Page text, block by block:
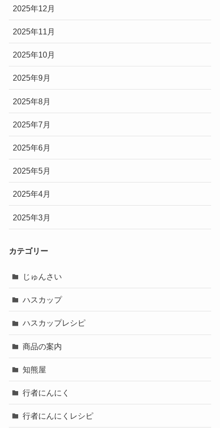
2025年12月
2025年11月
2025年10月
2025年9月
2025年8月
2025年7月
2025年6月
2025年5月
2025年4月
2025年3月
カテゴリー
じゅんさい
ハスカップ
ハスカップレシピ
商品の案内
知熊屋
行者にんにく
行者にんにくレシピ